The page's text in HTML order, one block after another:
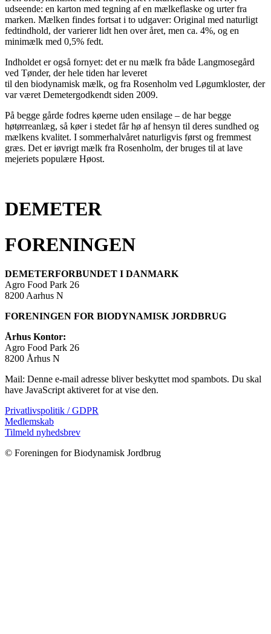
udseende: en karton med tegning af en mælkeflaske og urter fra
marken. Mælken findes fortsat i to udgaver: Original med naturligt
fedtindhold, der varierer lidt hen over året, men ca. 4%, og en
minimælk med 0,5% fedt.
Indholdet er også fornyet: det er nu mælk fra både Langmosegård
ved Tønder, der hele tiden har leveret
til den biodynamisk mælk, og fra Rosenholm ved Løgumkloster, der
var været Demetergodkendt siden 2009.
På begge gårde fodres køerne uden ensilage – de har begge
høtørreanlæg, så køer i stedet får hø af hensyn til deres sundhed og
mælkens kvalitet. I sommerhalvåret naturligvis først og fremmest
græs. Det er iøvrigt mælk fra Rosenholm, der bruges til at lave
mejeriets populære Høost.
DEMETER
FORENINGEN
DEMETERFORBUNDET I DANMARK
Agro Food Park 26
8200 Aarhus N
FORENINGEN FOR BIODYNAMISK JORDBRUG
Århus Kontor:
Agro Food Park 26
8200 Århus N
Mail: Denne e-mail adresse bliver beskyttet mod spambots. Du skal
have JavaScript aktiveret for at vise den.
Privatlivspolitik / GDPR
Medlemskab
Tilmeld nyhedsbrev
© Foreningen for Biodynamisk Jordbrug